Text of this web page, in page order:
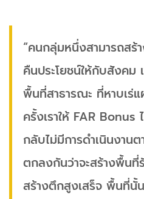
“คนกลุ่มหนึ่งสามารถสร้
คืนประโยชน์ให้กับสังคม
พื้นที่สาธารณะ ที่หาบเร่
ครั้งเราให้ FAR
กลับไม่มีการดำเนินงาน
ตกลงกันว่าจะสร้างพื้น
สร้างตึกสูงเสร็จ พื้นที่นั้